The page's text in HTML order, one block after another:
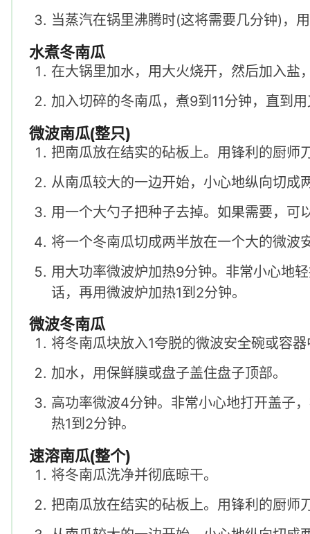
当蒸汽在锅里沸腾时(这将需要几分钟)，
水煮冬南瓜
在大锅里加水，用大火烧开，然后加入盐
加入切碎的冬南瓜，煮9到11分钟，直到
微波南瓜(整只)
把南瓜放在结实的砧板上。用锋利的厨师
从南瓜较大的一边开始，小心地纵向切成
用一个大勺子把种子去掉。如果需要，可
将一个冬南瓜切成两半放在一个大的微波
用大功率微波炉加热9分钟。非常小心地
话，再用微波炉加热1到2分钟。
微波冬南瓜
将冬南瓜块放入1夸脱的微波安全碗或容
加水，用保鲜膜或盘子盖住盘子顶部。
高功率微波4分钟。非常小心地打开盖子
热1到2分钟。
速溶南瓜(整个)
将冬南瓜洗净并彻底晾干。
把南瓜放在结实的砧板上。用锋利的厨师